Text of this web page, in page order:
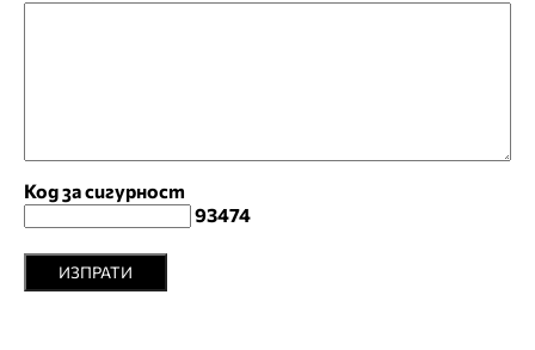
Код за сигурност
93474
ИЗПРАТИ